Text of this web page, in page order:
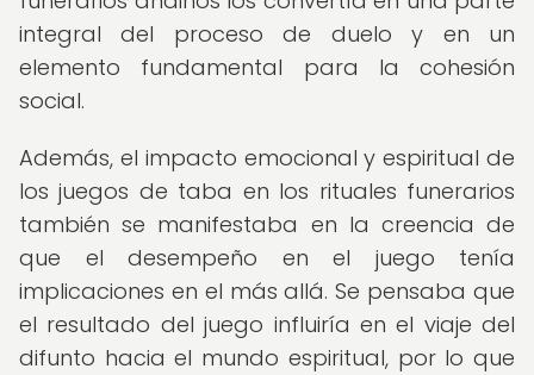
integral del proceso de duelo y en un
elemento fundamental para la cohesión
social.
Además, el impacto emocional y espiritual de
los juegos de taba en los rituales funerarios
también se manifestaba en la creencia de
que el desempeño en el juego tenía
implicaciones en el más allá. Se pensaba que
el resultado del juego influiría en el viaje del
difunto hacia el mundo espiritual, por lo que